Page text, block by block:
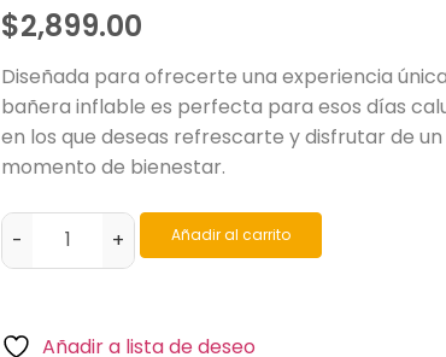
$2,899.00
Diseñada para ofrecerte una experiencia
bañera inflable es perfecta para esos días
en los que deseas refrescarte y disfrutar de un
momento de bienestar.
- + Añadir al carrito
Añadir a lista de deseo